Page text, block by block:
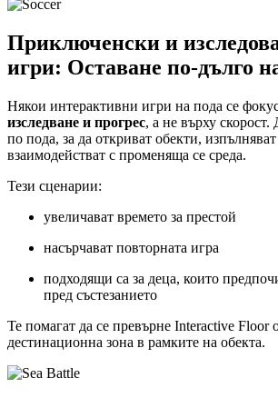
Приключенски и
игри: Оставане по-дълго
Някои интерактивни игри на пода се
изследване и прогрес, а не върху
по пода, за да откриват обекти,
взаимодействат с променяща се среда.
Тези сценарии:
увеличават времето за престой
насърчават повторната игра
подходящи са за деца, които
пред състезанието
Те помагат да се превърне Interactive Floor
дестинационна зона в рамките на обекта.